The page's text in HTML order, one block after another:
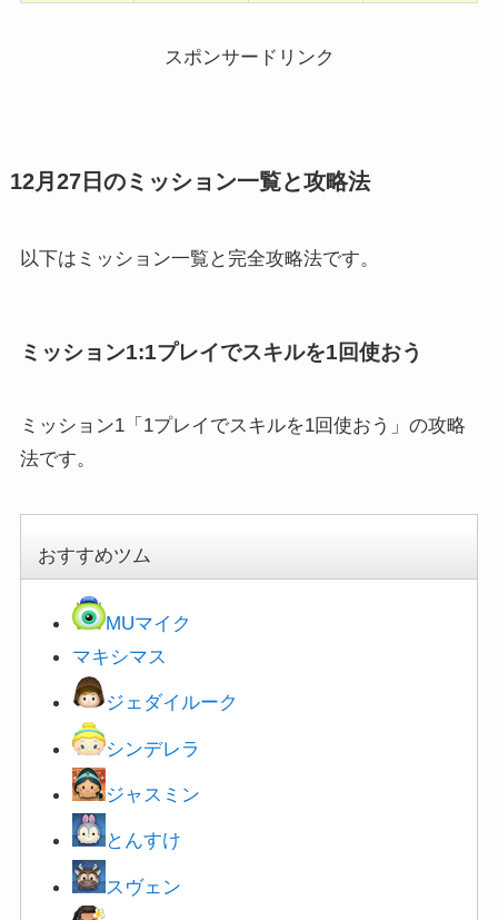
スポンサードリンク
12月27日のミッション一覧と攻略法
以下はミッション一覧と完全攻略法です。
ミッション1:1プレイでスキルを1回使おう
ミッション1「1プレイでスキルを1回使おう」の攻略
法です。
おすすめツム
MUマイク
マキシマス
ジェダイルーク
シンデレラ
ジャスミン
とんすけ
スヴェン